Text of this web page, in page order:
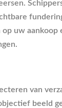
uw
van
beeld